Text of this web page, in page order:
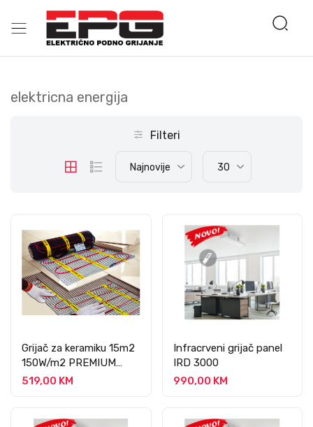
elektricna energija
Filteri
Najnovije 30
Grijač za keramiku 15m2
150W/m2 PREMIUM
PROFESSIONAL
519,00 KM
Infracrveni grijač panel
IRD 3000
990,00 KM